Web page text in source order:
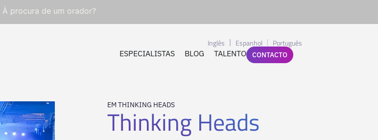
À procura de um orador?
ESPECIALISTAS BLOG TALENTO
Inglês Espanhol Português
CONTACTO
EM THINKING HEADS
Thinking Heads